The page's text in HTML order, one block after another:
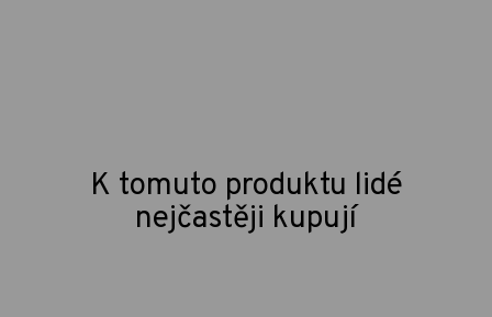
K tomuto produktu lidé
nejčastěji kupují